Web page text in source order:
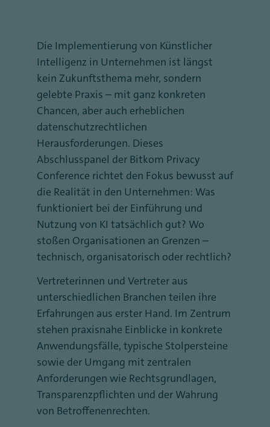
Die Implementierung von Künstlicher
Intelligenz in Unternehmen ist längst
kein Zukunftsthema mehr, sondern
gelebte Praxis – mit ganz konkreten
Chancen, aber auch erheblichen
datenschutzrechtlichen
Herausforderungen. Dieses
Abschlusspanel der Bitkom Privacy
Conference richtet den Fokus bewusst auf
die Realität in den Unternehmen: Was
funktioniert bei der Einführung und
Nutzung von KI tatsächlich gut? Wo
stoßen Organisationen an Grenzen –
technisch, organisatorisch oder rechtlich?
Vertreterinnen und Vertreter aus
unterschiedlichen Branchen teilen ihre
Erfahrungen aus erster Hand. Im Zentrum
stehen praxisnahe Einblicke in konkrete
Anwendungsfälle, typische Stolpersteine
sowie der Umgang mit zentralen
Anforderungen wie Rechtsgrundlagen,
Transparenzpflichten und der Wahrung
von Betroffenenrechten.